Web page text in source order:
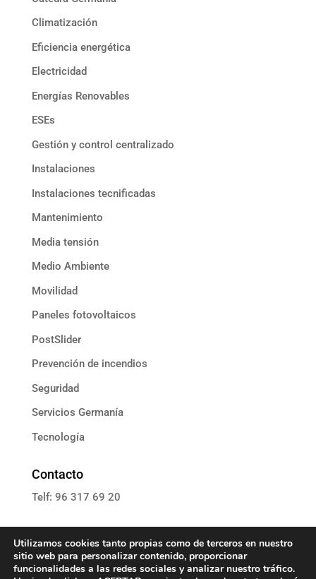
Climatización
Eficiencia energética
Electricidad
Energías Renovables
ESEs
Gestión y control centralizado
Instalaciones
Instalaciones tecnificadas
Mantenimiento
Media tensión
Medio Ambiente
Movilidad
Paneles fotovoltaicos
PostSlider
Prevención de incendios
Seguridad
Servicios Germanía
Tecnología
Contacto
Telf: 96 317 69 20
E: informacion@grupoassista.com
Utilizamos cookies tanto propias como de terceros en nuestro
sitio web para personalizar contenido, proporcionar
funcionalidades a las redes sociales y analizar nuestro tráfico.